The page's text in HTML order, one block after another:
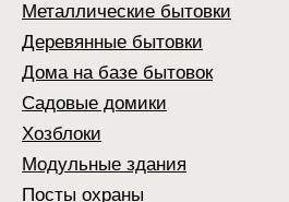
Металлические бытовки
Деревянные бытовки
Дома на базе бытовок
Садовые домики
Хозблоки
Модульные здания
Посты охраны